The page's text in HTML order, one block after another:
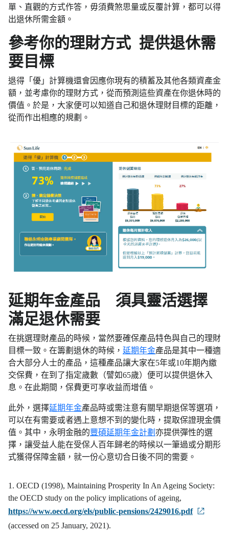
單、直觀的方式作答，毋須費煞思量或反覆計算，都可以得
出退休所需金額。
參考你的理財方式 提供退休需
要目標
退得「優」計算機還會因應你現有的積蓄及其他各類資產金
額，並考慮你的理財方式，從而預測這些資產在你退休時的
價值。於是，大家便可以知道自己和退休理財目標的距離，
從而作出相應的規劃。
延期年金產品 須具靈活選擇
滿足退休需要
在挑選理財產品的時候，當然要確保產品特色與自己的理財
目標一致。在籌劃退休的時候， 延期年金產品是其中一種適
合大部分人士的產品，這種產品讓大家在5年或10年期內繳
交保費，在到了指定歲數（譬如65歲）便可以提供退休入
息。在此期間，保費更可享收益而增值。
此外，選擇延期年金產品時或需注意有關早期退保等選項，
可以在有需要或者遇上意想不到的變化時，提取保證現金價
值。其中，永明金融的豐碩延期年金計劃 亦提供彈性的選
擇，讓受益人能在受保人百年歸老的時候以一筆過或分期形
式獲得保障金額，就一份心意切合日後不同的需要。
1. OECD (1998), Maintaining Prosperity In An Ageing Society:
the OECD study on the policy implications of ageing,
https://www.oecd.org/els/public-pensions/2429016.pdf
(accessed on 25 January, 2021).